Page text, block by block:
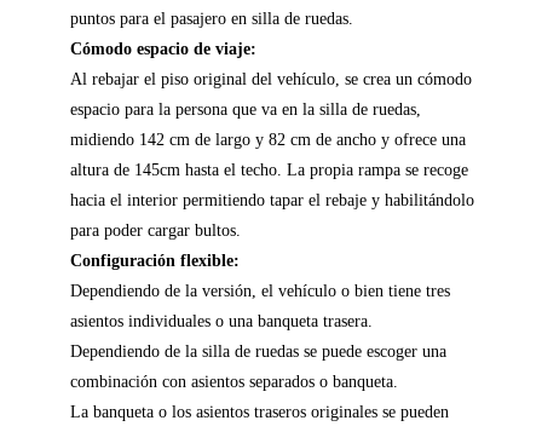
puntos para el pasajero en silla de ruedas.
Cómodo espacio de viaje:
Al rebajar el piso original del vehículo, se crea un cómodo
espacio para la persona que va en la silla de ruedas,
midiendo 142 cm de largo y 82 cm de ancho y ofrece una
altura de 145cm hasta el techo. La propia rampa se recoge
hacia el interior permitiendo tapar el rebaje y habilitándolo
para poder cargar bultos.
Configuración flexible:
Dependiendo de la versión, el vehículo o bien tiene tres
asientos individuales o una banqueta trasera.
Dependiendo de la silla de ruedas se puede escoger una
combinación con asientos separados o banqueta.
La banqueta o los asientos traseros originales se pueden